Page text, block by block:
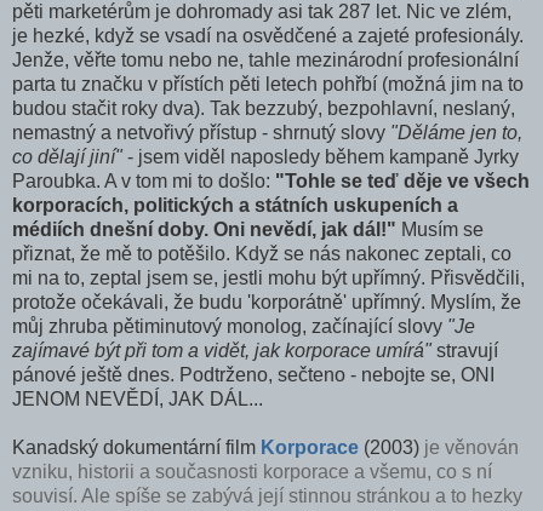
pěti marketérům je dohromady asi tak 287 let. Nic ve zlém,
je hezké, když se vsadí na osvědčené a zajeté profesionály.
Jenže, věřte tomu nebo ne, tahle mezinárodní profesionální
parta tu značku v přístích pěti letech pohřbí (možná jim na to
budou stačit roky dva). Tak bezzubý, bezpohlavní, neslaný,
nemastný a netvořivý přístup - shrnutý slovy "Děláme jen to,
co dělají jiní" - jsem viděl naposledy během kampaně Jyrky
Paroubka. A v tom mi to došlo: "Tohle se teď děje ve všech
korporacích, politických a státních uskupeních a
médiích dnešní doby. Oni nevědí, jak dál!" Musím se
přiznat, že mě to potěšilo. Když se nás nakonec zeptali, co
mi na to, zeptal jsem se, jestli mohu být upřímný. Přisvědčili,
protože očekávali, že budu 'korporátně' upřímný. Myslím, že
můj zhruba pětiminutový monolog, začínající slovy "Je
zajímavé být při tom a vidět, jak korporace umírá" stravují
pánové ještě dnes. Podtrženo, sečteno - nebojte se, ONI
JENOM NEVĚDÍ, JAK DÁL...
Kanadský dokumentární film Korporace (2003) je věnován
vzniku, historii a současnosti korporace a všemu, co s ní
souvisí. Ale spíše se zabývá její stinnou stránkou a to hezky